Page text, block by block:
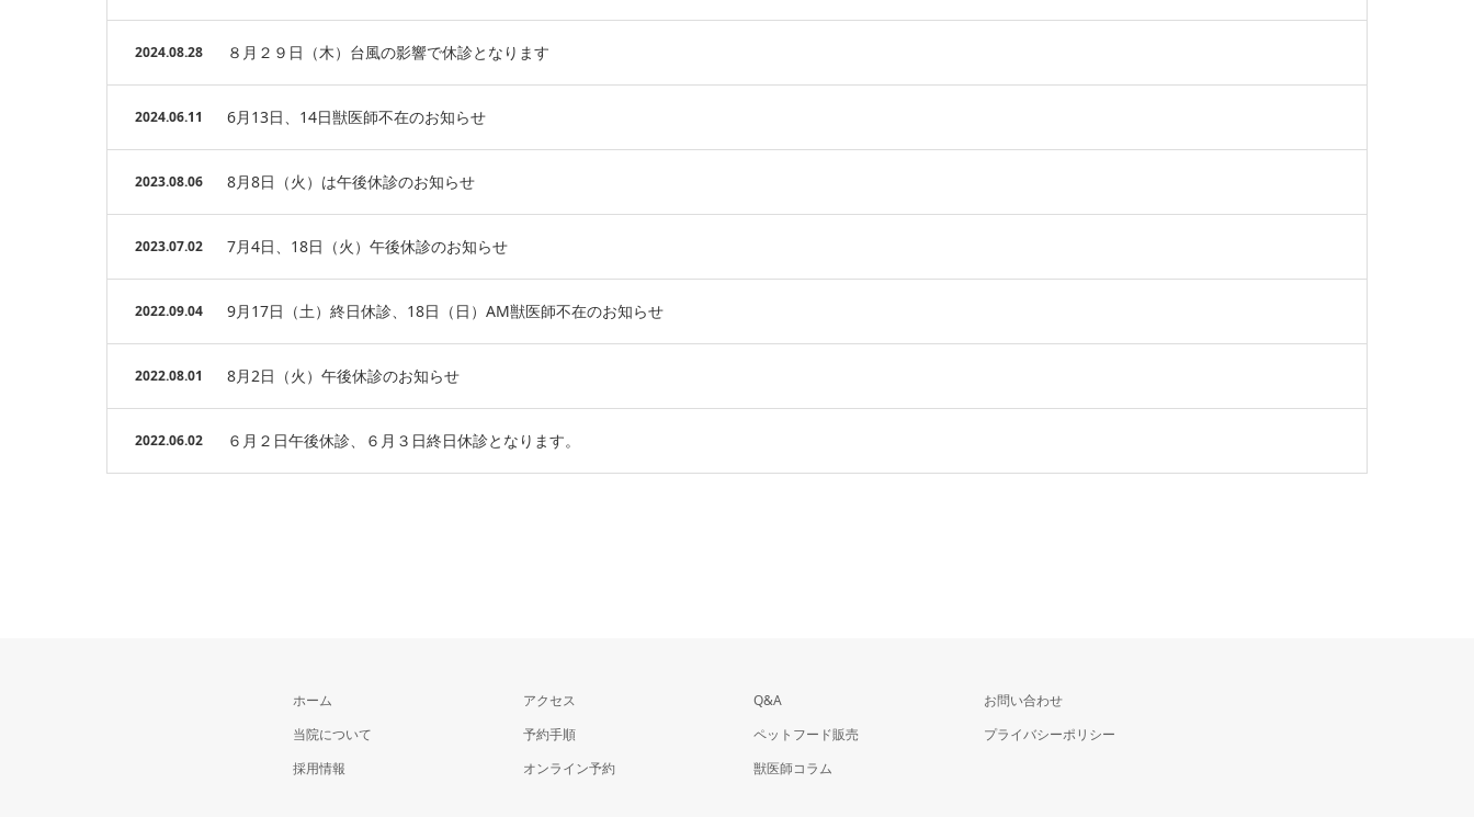
2024.08.28 ８月２９日（木）台風の影響で休診となります
2024.06.11 6月13日、14日獣医師不在のお知らせ
2023.08.06 8月8日（火）は午後休診のお知らせ
2023.07.02 7月4日、18日（火）午後休診のお知らせ
2022.09.04 9月17日（土）終日休診、18日（日）AM獣医師不在のお知らせ
2022.08.01 8月2日（火）午後休診のお知らせ
2022.06.02 ６月２日午後休診、６月３日終日休診となります。
ホーム
当院について
採用情報
アクセス
予約手順
オンライン予約
Q&A
ペットフード販売
獣医師コラム
お問い合わせ
プライバシーポリシー